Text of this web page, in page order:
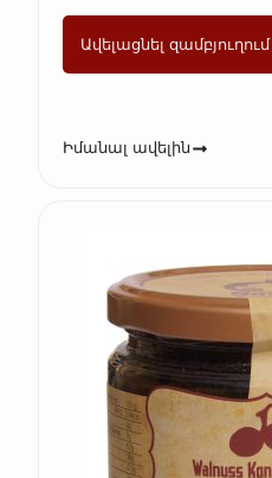
Ավելացնել զամբյուղում
Իմանալ ավելին